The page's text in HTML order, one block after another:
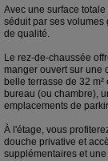
Avec une surface
séduit par ses volumes
de qualité.
Le rez-de-chaussée
manger ouvert sur une
belle terrasse de 32
bureau (ou chambre),
emplacements de
À l'étage, vous
douche privative et
supplémentaires et